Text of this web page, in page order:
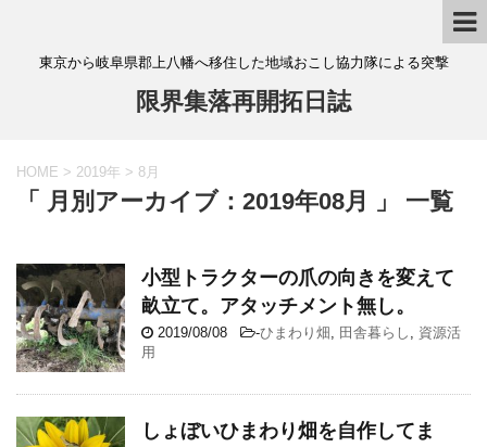
東京から岐阜県郡上八幡へ移住した地域おこし協力隊による突撃
限界集落再開拓日誌
HOME > 2019年 > 8月
「 月別アーカイブ：2019年08月 」 一覧
小型トラクターの爪の向きを変えて
畝立て。アタッチメント無し。
2019/08/08 -ひまわり畑, 田舎暮らし , 資源活
用
しょぼいひまわり畑を自作してま